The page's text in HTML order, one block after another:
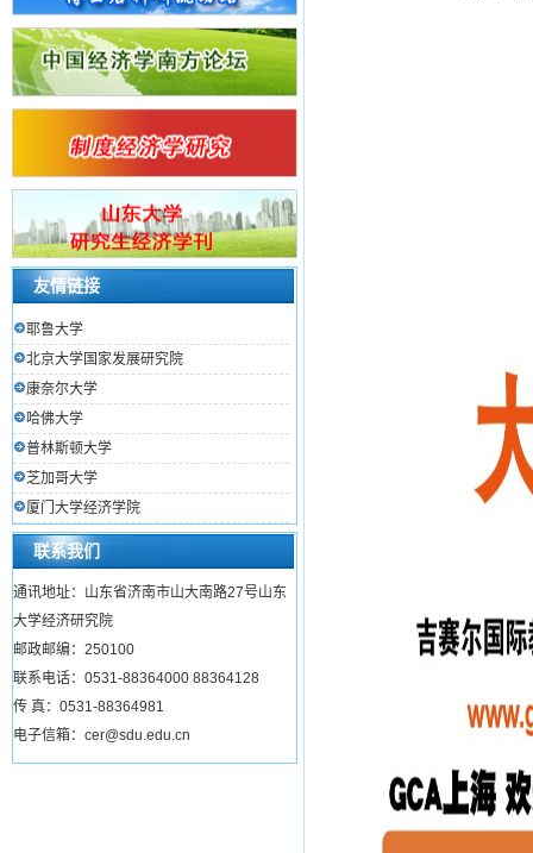
友情链接
耶鲁大学
北京大学国家发展研究院
康奈尔大学
哈佛大学
普林斯顿大学
芝加哥大学
厦门大学经济学院
联系我们
通讯地址：山东省济南市山大南路27号山东
大学经济研究院
邮政邮编：250100
联系电话：0531-88364000 88364128
传 真：0531-88364981
电子信箱：cer@sdu.edu.cn